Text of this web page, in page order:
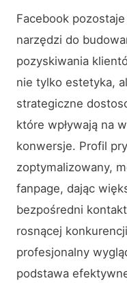
Facebook
narzędzi do
pozyskiwania
nie tylko estetyka,
strategiczne
które wpływają na
konwersje. Profil
zoptymalizowany,
fanpage, dając
bezpośredni
rosnącej
profesjonalny
podstawa